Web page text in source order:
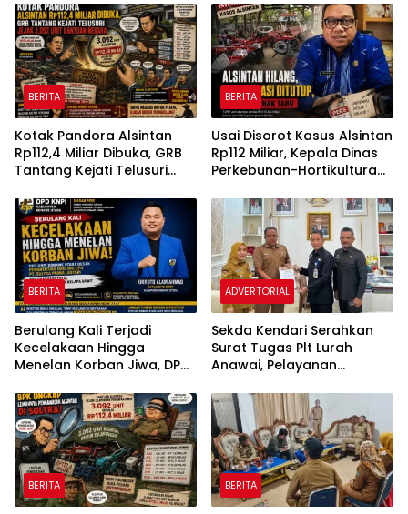
Kemajuan Migas Aceh
BERITA
Kotak Pandora Alsintan
Rp112,4 Miliar Dibuka, GRB
Tantang Kejati Telusuri
Negara
BERITA
Usai Disorot Kasus Alsintan
Rp112 Miliar, Kepala Dinas
Perkebunan-Hortikultura
Komunikasi dengan Media
BERITA
Berulang Kali Terjadi
Kecelakaan Hingga
Menelan Korban Jiwa, DPD
Penghentian Aktivitas
Hauling dan Evaluasi Total
Perizinan PT Sultra Prima
Lestari
ADVERTORIAL
Sekda Kendari Serahkan
Surat Tugas Plt Lurah
Anawai, Pelayanan
Tetap Berjalan
BERITA BERITA